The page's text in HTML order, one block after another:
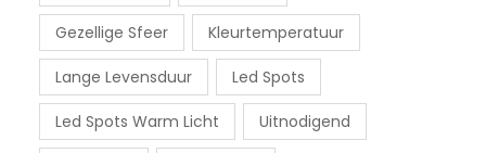
Gezellige Sfeer Kleurtemperatuur
Lange Levensduur Led Spots
Led Spots Warm Licht Uitnodigend